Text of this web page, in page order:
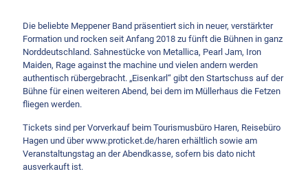
Die beliebte Meppener Band präsentiert sich in neuer, verstärkter
Formation und rocken seit Anfang 2018 zu fünft die Bühnen in ganz
Norddeutschland. Sahnestücke von Metallica, Pearl Jam, Iron
Maiden, Rage against the machine und vielen andern werden
authentisch rübergebracht. „Eisenkarl“ gibt den Startschuss auf der
Bühne für einen weiteren Abend, bei dem im Müllerhaus die Fetzen
fliegen werden.
Tickets sind per Vorverkauf beim Tourismusbüro Haren, Reisebüro
Hagen und über www.proticket.de/haren erhältlich sowie am
Veranstaltungstag an der Abendkasse, sofern bis dato nicht
ausverkauft ist.